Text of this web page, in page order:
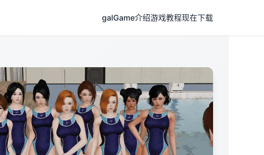
galGame介绍游戏教程现在下载